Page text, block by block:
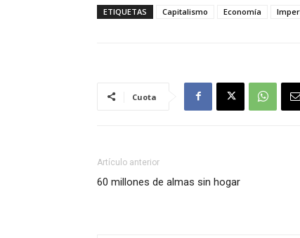
ETIQUETAS Capitalismo Economía
Cuota
Artículo anterior
60 millones de almas sin hogar